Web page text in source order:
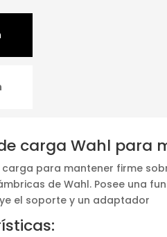
carga Wahl para
carga para mantener firme
de Wahl. Posee una
el soporte y un adaptador